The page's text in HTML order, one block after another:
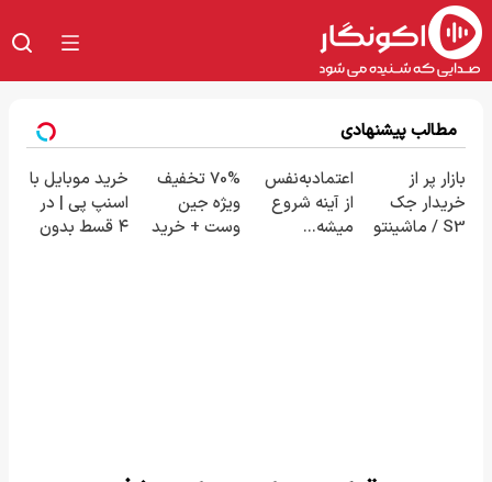
مطالب پیشنهادی
بازار پر از
خریدار جک
S3 / ماشینتو
اعتمادبه‌نفس
از آینه شروع
میشه...
70% تخفیف
ویژه جین
وست + خرید
خرید موبایل با
اسنپ پی | در
۴ قسط بدون